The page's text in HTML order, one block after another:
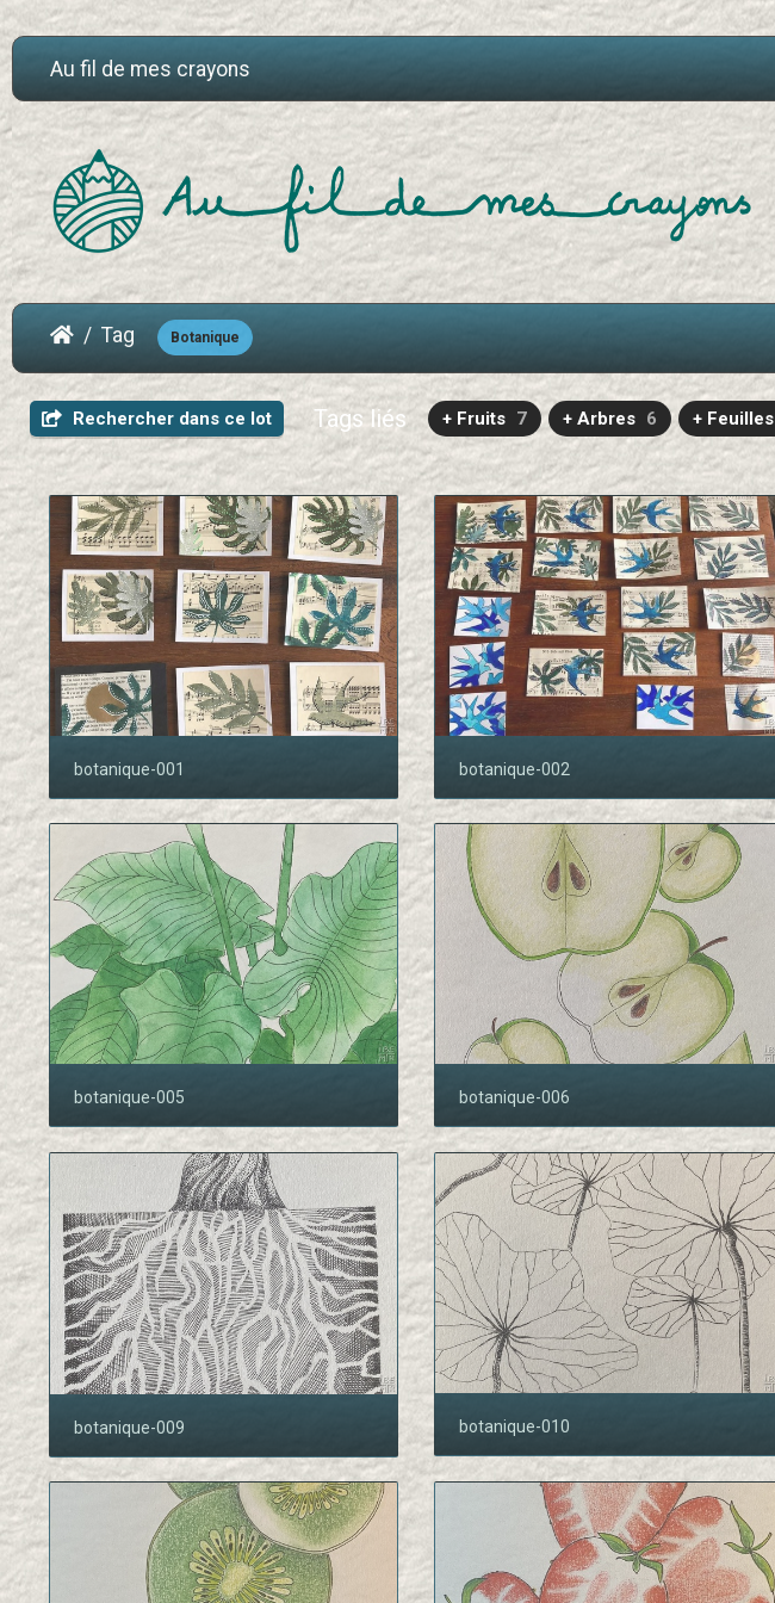
Au fil de mes crayons
Tag Botanique
Rechercher dans ce lot Tags liés + Fruits 7 + Arbres 6 + Feuilles
botanique-001 botanique-002
botanique-005 botanique-006
botanique-009 botanique-010